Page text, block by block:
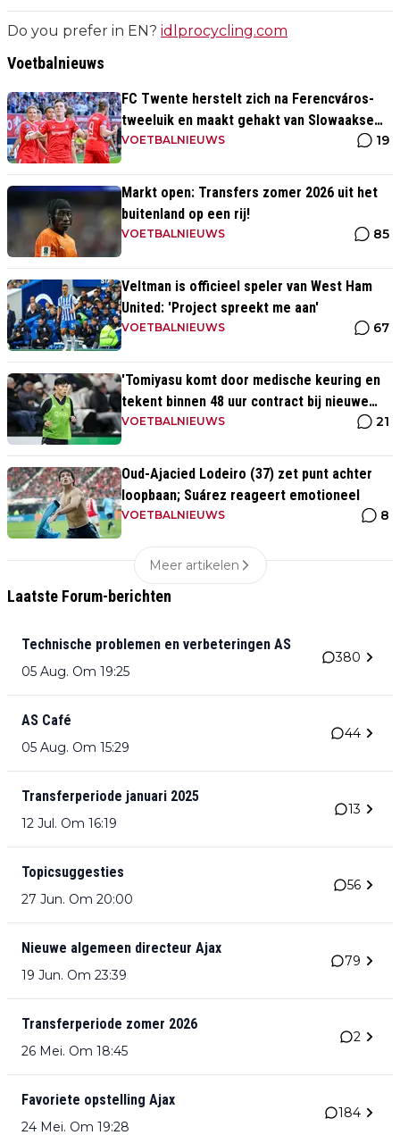
Do you prefer in EN? idlprocycling.com
Voetbalnieuws
FC Twente herstelt zich na Ferencváros-
tweeluik en maakt gehakt van Slowaakse
opponent
VOETBALNIEUWS 19
Markt open: Transfers zomer 2026 uit het
buitenland op een rij!
VOETBALNIEUWS 85
Veltman is officieel speler van West Ham
United: 'Project spreekt me aan'
VOETBALNIEUWS 67
'Tomiyasu komt door medische keuring en
tekent binnen 48 uur contract bij nieuwe
club'
VOETBALNIEUWS 21
Oud-Ajacied Lodeiro (37) zet punt achter
loopbaan; Suárez reageert emotioneel
VOETBALNIEUWS 8
Meer artikelen
Laatste Forum-berichten
Technische problemen en verbeteringen AS
05 Aug. Om 19:25
380
AS Café
05 Aug. Om 15:29
44
Transferperiode januari 2025
12 Jul. Om 16:19
13
Topicsuggesties
27 Jun. Om 20:00
56
Nieuwe algemeen directeur Ajax
19 Jun. Om 23:39
79
Transferperiode zomer 2026
26 Mei. Om 18:45
2
Favoriete opstelling Ajax
24 Mei. Om 19:28
184